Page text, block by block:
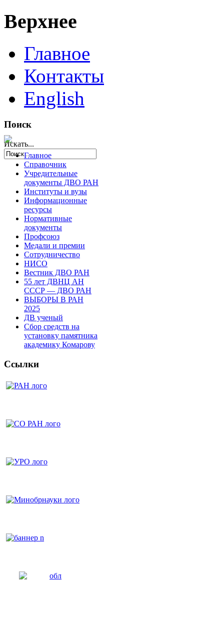
Верхнее
Главное
Контакты
English
Поиск
Искать...
Главное
Справочник
Учредительные
документы ДВО РАН
Институты и вузы
Информационные
ресурсы
Нормативные
документы
Профсоюз
Медали и премии
Сотрудничество
НИСО
Вестник ДВО РАН
55 лет ДВНЦ АН
СССР — ДВО РАН
ВЫБОРЫ В РАН
2025
ДВ ученый
Сбор средств на
установку памятника
академику Комарову
Ссылки